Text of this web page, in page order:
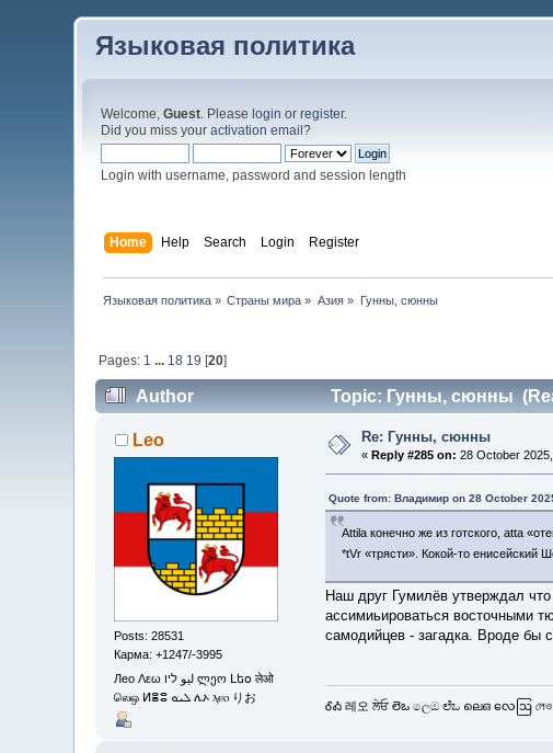
Языковая политика
Welcome,Guest. Please login orregister.
Did you miss youractivation email?
Login with username, password and session length
Home Help Search Login Register
Языковая политика» Страны мира » Азия» Гунны, сюнны
Pages: 1 ... 18 19 [20]
Author Topic: Гунны, сюнны
Leo
Posts: 28531
Карма: +1247/-3995
Лео Λεω ليو ליו ლეო Լեօ लेओ
லெஒ ⵍⴻⵓ ܠܝܘ ሌኦ ⲗⲉⲟ りお
Re: Гунны, сюнны
« Reply #285 on: 28 October
Quote from: Владимир on 28 October
Attila конечно же из готского, atta
*tVr «трясти». Кокой-то енисейский
Наш друг Гумилёв утверждал
ассимиьироваться восточными
самодийцев - загадка. Вроде бы
ᎴᎣ 레오 ਲੇਓ లెఒ ලෙඔ ಲೆಒ ലെഒ လေဩ লেও